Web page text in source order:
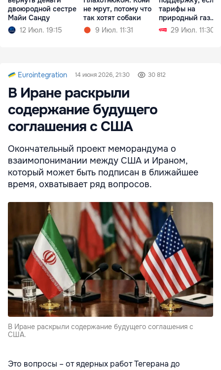
двоюродной сестре
Майи Санду
12 Июл. 19:15
не мрут, потому что
так хотят собаки
9 Июл. 11:31
тарифы на
природный газ
вырастут
29 Июл. 11:30
Eurointegration 14 июня 2026, 21:30 30 812
В Иране раскрыли
содержание будущего
соглашения с США
Окончательный проект меморандума о
взаимопонимании между США и Ираном,
который может быть подписан в ближайшее
время, охватывает ряд вопросов.
В Иране раскрыли содержание будущего соглашения с
США.
Это вопросы – от ядерных работ Тегерана до